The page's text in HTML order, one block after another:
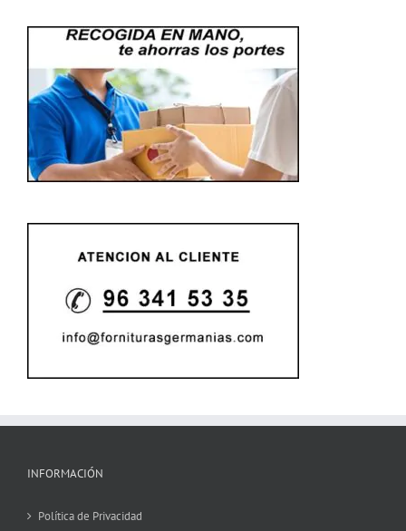
INFORMACIÓN
Política de Privacidad